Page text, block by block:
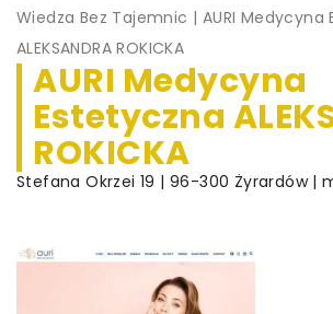
Wiedza Bez Tajemnic | AURI Medycyna
ALEKSANDRA ROKICKA
AURI Medycyna
Estetyczna
ROKICKA
Stefana Okrzei 19 | 96-300 Żyrardów |